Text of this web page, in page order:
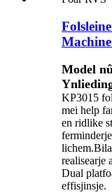
Model
KP3015
mei help
en ridlike
realisearje
Dual
effisjinsje.